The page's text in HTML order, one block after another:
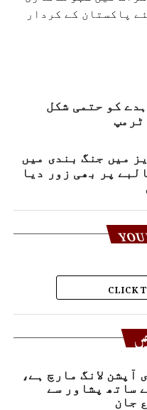
پاکستان کے کردار
کو حتمی شکل
ٹرمپ
میں جنگ بندی میں
پر بھی زور دیا
CLICK
آپشن لانگ مارچ ہے،
کے ساتھ پشاور سے
جان